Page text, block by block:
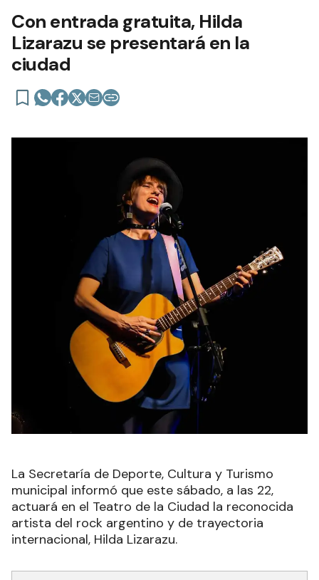
Con entrada gratuita, Hilda
Lizarazu se presentará en la
ciudad
La Secretaría de Deporte, Cultura y Turismo
municipal informó que este sábado, a las 22,
actuará en el Teatro de la Ciudad la reconocida
artista del rock argentino y de trayectoria
internacional, Hilda Lizarazu.